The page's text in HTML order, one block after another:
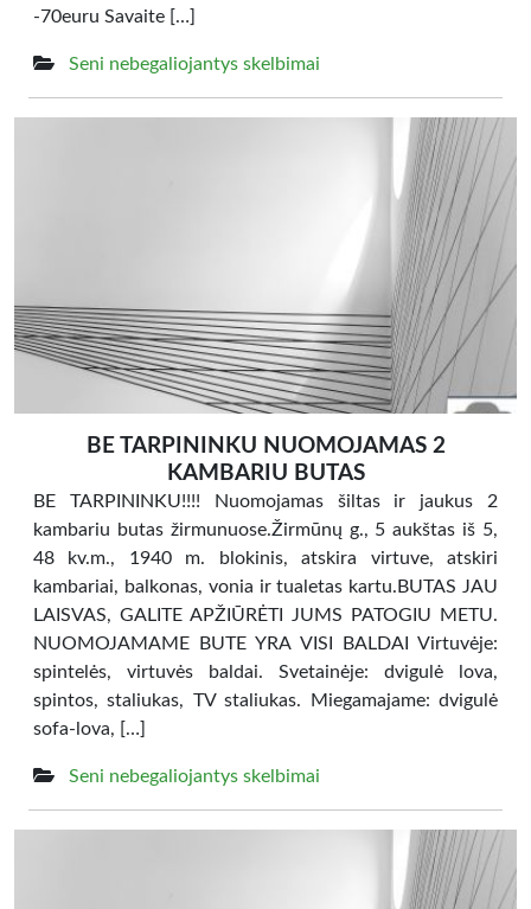
-70euru Savaite […]
Seni nebegaliojantys skelbimai
BE TARPININKU NUOMOJAMAS 2
KAMBARIU BUTAS
BE TARPININKU!!!! Nuomojamas šiltas ir jaukus 2
kambariu butas žirmunuose.Žirmūnų g., 5 aukštas iš 5,
48 kv.m., 1940 m. blokinis, atskira virtuve, atskiri
kambariai, balkonas, vonia ir tualetas kartu.BUTAS JAU
LAISVAS, GALITE APŽIŪRĖTI JUMS PATOGIU METU.
NUOMOJAMAME BUTE YRA VISI BALDAI Virtuvėje:
spintelės, virtuvės baldai. Svetainėje: dvigulė lova,
spintos, staliukas, TV staliukas. Miegamajame: dvigulė
sofa-lova, […]
Seni nebegaliojantys skelbimai